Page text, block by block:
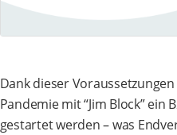
Dank dieser
Pandemie mit “Jim Block” ein
gestartet werden – was